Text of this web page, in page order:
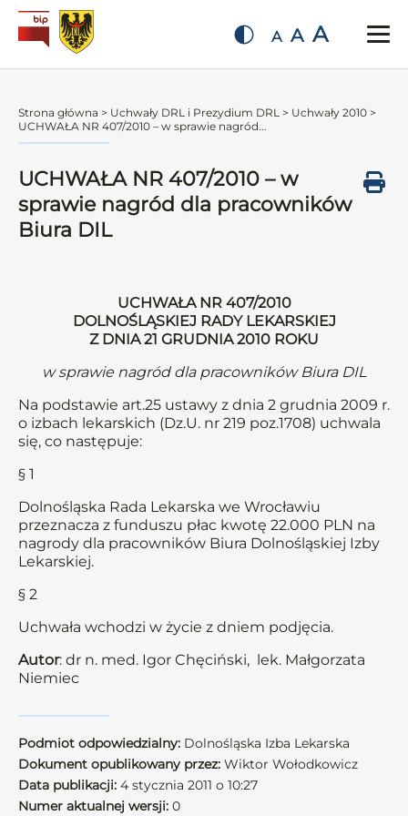
A A A
Strona główna > Uchwały DRL i Prezydium DRL > Uchwały 2010 >
UCHWAŁA NR 407/2010 – w sprawie nagród...
UCHWAŁA NR 407/2010 – w
sprawie nagród dla pracowników
Biura DIL
UCHWAŁA NR 407/2010
DOLNOŚLĄSKIEJ RADY LEKARSKIEJ
Z DNIA 21 GRUDNIA 2010 ROKU
w sprawie nagród dla pracowników Biura DIL
Na podstawie art.25 ustawy z dnia 2 grudnia 2009 r.
o izbach lekarskich (Dz.U. nr 219 poz.1708) uchwala
się, co następuje:
§ 1
Dolnośląska Rada Lekarska we Wrocławiu
przeznacza z funduszu płac kwotę 22.000 PLN na
nagrody dla pracowników Biura Dolnośląskiej Izby
Lekarskiej.
§ 2
Uchwała wchodzi w życie z dniem podjęcia.
Autor: dr n. med. Igor Chęciński, lek. Małgorzata
Niemiec
Podmiot odpowiedzialny: Dolnośląska Izba Lekarska
Dokument opublikowany przez: Wiktor Wołodkowicz
Data publikacji: 4 stycznia 2011 o 10:27
Numer aktualnej wersji: 0